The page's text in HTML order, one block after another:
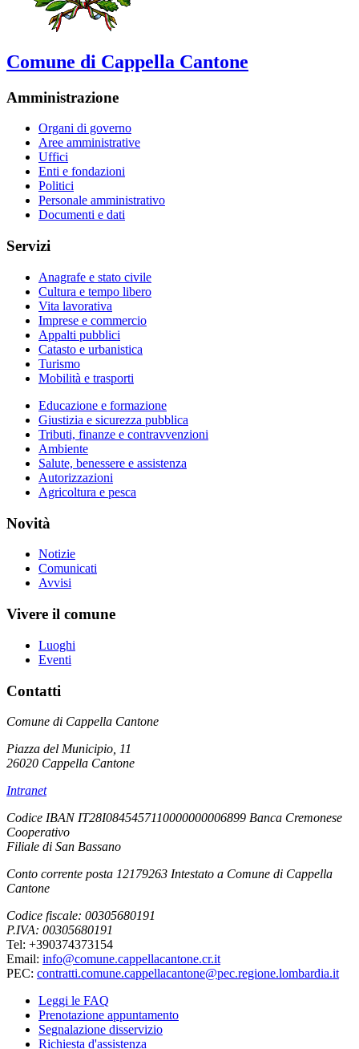
Comune di Cappella Cantone
Amministrazione
Organi di governo
Aree amministrative
Uffici
Enti e fondazioni
Politici
Personale amministrativo
Documenti e dati
Servizi
Anagrafe e stato civile
Cultura e tempo libero
Vita lavorativa
Imprese e commercio
Appalti pubblici
Catasto e urbanistica
Turismo
Mobilità e trasporti
Educazione e formazione
Giustizia e sicurezza pubblica
Tributi, finanze e contravvenzioni
Ambiente
Salute, benessere e assistenza
Autorizzazioni
Agricoltura e pesca
Novità
Notizie
Comunicati
Avvisi
Vivere il comune
Luoghi
Eventi
Contatti
Comune di Cappella Cantone
Piazza del Municipio, 11
26020 Cappella Cantone
Intranet
Codice IBAN IT28I0845457110000000006899 Banca Cremonese
Cooperativo
Filiale di San Bassano
Conto corrente posta 12179263 Intestato a Comune di Cappella
Cantone
Codice fiscale: 00305680191
P.IVA: 00305680191
Tel: +390374373154
Email: info@comune.cappellacantone.cr.it
PEC: contratti.comune.cappellacantone@pec.regione.lombardia.it
Leggi le FAQ
Prenotazione appuntamento
Segnalazione disservizio
Richiesta d'assistenza